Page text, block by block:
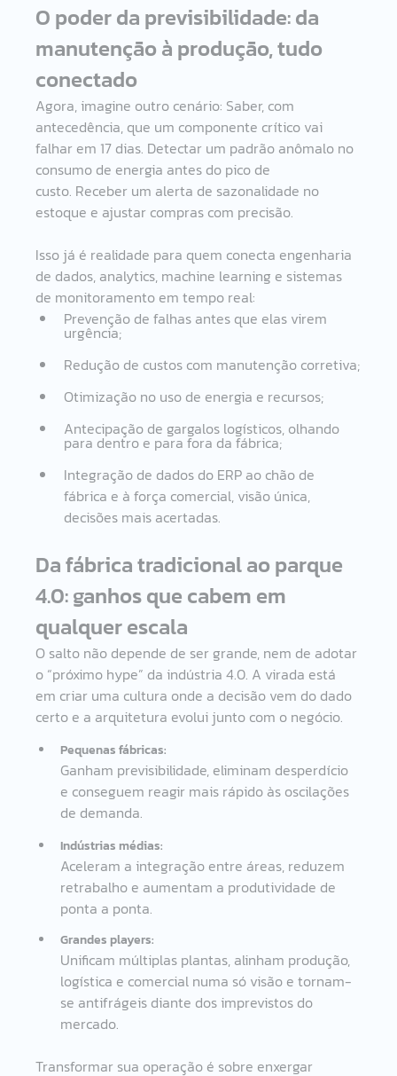
O poder da previsibilidade: da
manutenção à produção, tudo
conectado
Agora, imagine outro cenário: Saber, com
antecedência, que um componente crítico vai
falhar em 17 dias. Detectar um padrão anômalo no
consumo de energia antes do pico de
custo. Receber um alerta de sazonalidade no
estoque e ajustar compras com precisão.
Isso já é realidade para quem conecta engenharia
de dados, analytics, machine learning e sistemas
de monitoramento em tempo real:
Prevenção de falhas antes que elas virem
urgência;
Redução de custos com manutenção corretiva;
Otimização no uso de energia e recursos;
Antecipação de gargalos logísticos, olhando
para dentro e para fora da fábrica;
Integração de dados do ERP ao chão de
fábrica e à força comercial, visão única,
decisões mais acertadas.
Da fábrica tradicional ao parque
4.0: ganhos que cabem em
qualquer escala
O salto não depende de ser grande, nem de adotar
o “próximo hype” da indústria 4.0. A virada está
em criar uma cultura onde a decisão vem do dado
certo e a arquitetura evolui junto com o negócio.
Pequenas fábricas:
Ganham previsibilidade, eliminam desperdício
e conseguem reagir mais rápido às oscilações
de demanda.
Indústrias médias:
Aceleram a integração entre áreas, reduzem
retrabalho e aumentam a produtividade de
ponta a ponta.
Grandes players:
Unificam múltiplas plantas, alinham produção,
logística e comercial numa só visão e tornam-
se antifrágeis diante dos imprevistos do
mercado.
Transformar sua operação é sobre enxergar